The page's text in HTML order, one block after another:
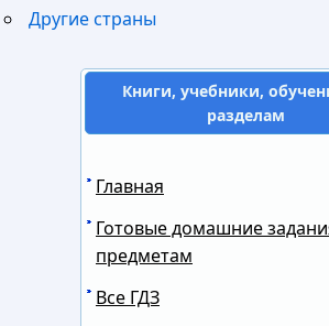
Другие страны
Книги, учебники,
разделам
Главная
Готовые домашние
предметам
Все ГДЗ